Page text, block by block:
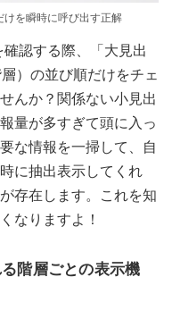
を瞬時に呼び出す正解
認する際、「大見出
）の並び順だけをチェ
んか？関係ない小見出
量が多すぎて頭に入っ
な情報を一掃して、自
に抽出表示してくれ
存在します。これを知
なりますよ！
階層ごとの表示機